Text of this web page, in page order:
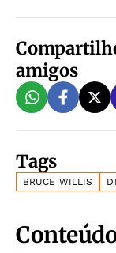
amigos
Tags
BRUCE WILLIS